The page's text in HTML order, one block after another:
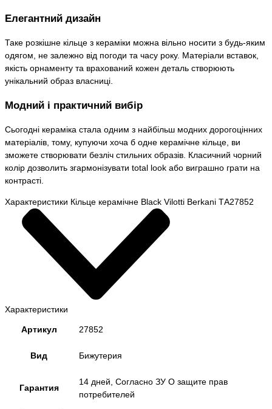
Елегантний дизайн
Таке розкішне кільце з кераміки можна вільно носити з будь-яким
одягом, не залежно від погоди та часу року. Матеріали вставок,
якість орнаменту та врахований кожен деталь створюють
унікальний образ власниці.
Модний і практичний вибір
Сьогодні кераміка стала одним з найбільш модних дорогоцінних
матеріалів, тому, купуючи хоча б одне керамічне кільце, ви
зможете створювати безліч стильних образів. Класичний чорний
колір дозволить згармонізувати total look або виграшно грати на
контрасті.
Характеристики Кільце керамічне Black Vilotti Berkani ТA27852
Характеристики
Артикул 27852
Вид Бижутерия
Гарантия
14 дней, Согласно ЗУ О защите прав
потребителей